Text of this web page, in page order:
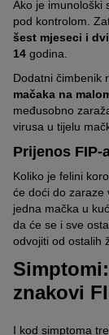
Ako je imunološki
pod kontrolom.
šest mjeseci i
14 godina.
Dodatni čimbenik
mačaka na
međusobno
virusa u tijelu
Prijenos FIP-
Koliko je felini
će doći do zaraze
jedna mačka u
da će se i sve
odvojiti od ostalih
znakovi
I kod simptoma